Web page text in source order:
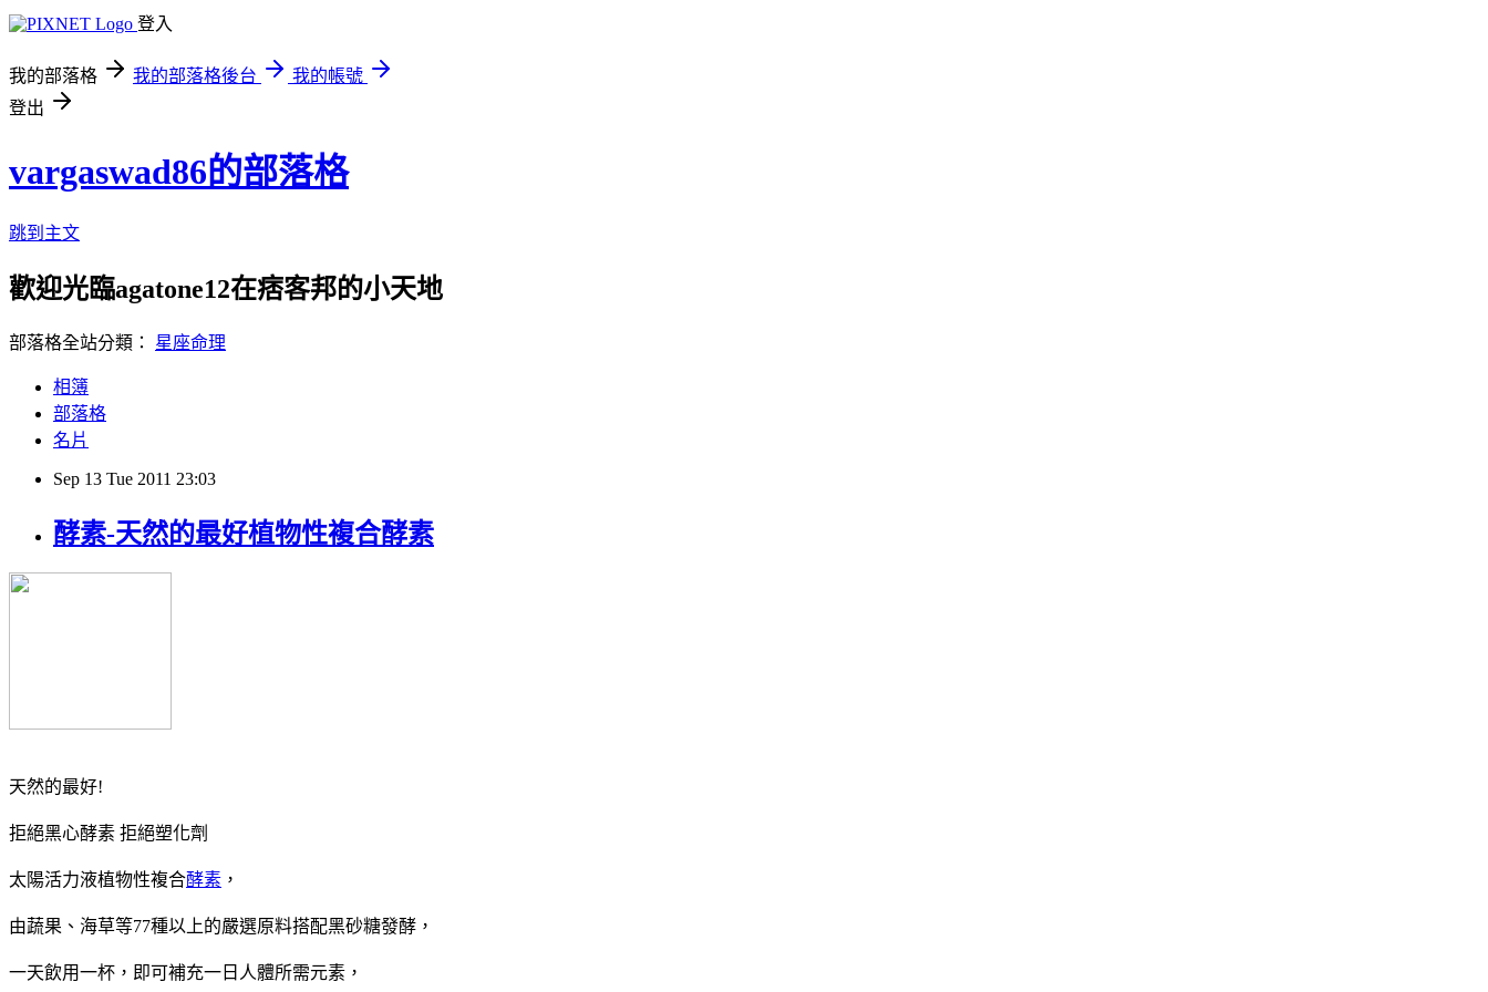
登入
我的部落格 我的部落格後台
我的帳號
登出
vargaswad86的部落格
跳到主文
歡迎光臨agatone12在痞客邦的小天地
部落格全站分類： 星座命理
相簿
部落格
名片
Sep 13 Tue 2011 23:03
酵素-天然的最好植物性複合酵素
天然的最好!
拒絕黑心酵素 拒絕塑化劑
太陽活力液植物性複合酵素 ，
由蔬果、海草等77種以上的嚴選原料搭配黑砂糖發酵，
一天飲用一杯，即可補充一日人體所需元素，